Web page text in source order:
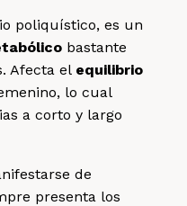
poliquístico, es un
bastante
Afecta el equilibrio
lo cual
a corto y largo
de
presenta los